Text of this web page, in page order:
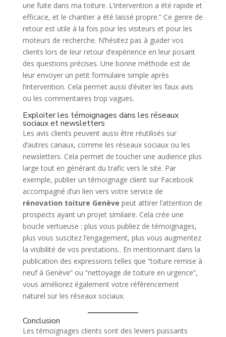
une fuite dans ma toiture. L’intervention a été rapide et
efficace, et le chantier a été laissé propre.” Ce genre de
retour est utile à la fois pour les visiteurs et pour les
moteurs de recherche. N’hésitez pas à guider vos
clients lors de leur retour d’expérience en leur posant
des questions précises. Une bonne méthode est de
leur envoyer un petit formulaire simple après
l’intervention. Cela permet aussi d’éviter les faux avis
ou les commentaires trop vagues.
Exploiter les témoignages dans les réseaux
sociaux et newsletters
Les avis clients peuvent aussi être réutilisés sur
d’autres canaux, comme les réseaux sociaux ou les
newsletters. Cela permet de toucher une audience plus
large tout en générant du trafic vers le site. Par
exemple, publier un témoignage client sur Facebook
accompagné d’un lien vers votre service de
rénovation toiture Genève peut attirer l’attention de
prospects ayant un projet similaire. Cela crée une
boucle vertueuse : plus vous publiez de témoignages,
plus vous suscitez l’engagement, plus vous augmentez
la visibilité de vos prestations.. En mentionnant dans la
publication des expressions telles que “toiture remise à
neuf à Genève” ou “nettoyage de toiture en urgence”,
vous améliorez également votre référencement
naturel sur les réseaux sociaux.
Conclusion
Les témoignages clients sont des leviers puissants